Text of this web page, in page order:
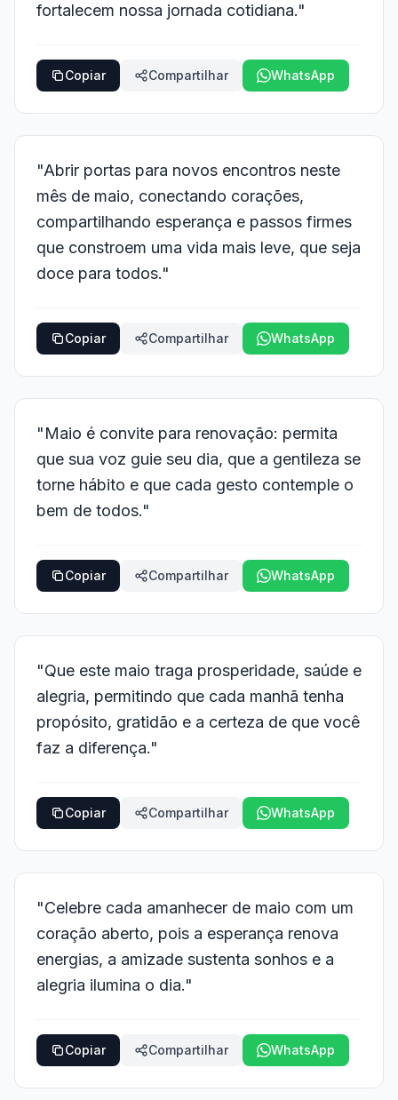
fortalecem nossa jornada cotidiana."
Copiar Compartilhar WhatsApp
"Abrir portas para novos encontros neste
mês de maio, conectando corações,
compartilhando esperança e passos firmes
que constroem uma vida mais leve, que seja
doce para todos."
Copiar Compartilhar WhatsApp
"Maio é convite para renovação: permita
que sua voz guie seu dia, que a gentileza se
torne hábito e que cada gesto contemple o
bem de todos."
Copiar Compartilhar WhatsApp
"Que este maio traga prosperidade, saúde e
alegria, permitindo que cada manhã tenha
propósito, gratidão e a certeza de que você
faz a diferença."
Copiar Compartilhar WhatsApp
"Celebre cada amanhecer de maio com um
coração aberto, pois a esperança renova
energias, a amizade sustenta sonhos e a
alegria ilumina o dia."
Copiar Compartilhar WhatsApp